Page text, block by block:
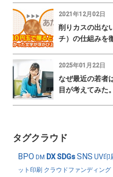
2021年12月02日
削りカスの出な
チ）の仕組みを
2025年01月22日
なぜ最近の若者
目が考えてみた。
タグクラウド
BPO DM DXSDGsSNS UV印
ット印刷 クラウドファンディング